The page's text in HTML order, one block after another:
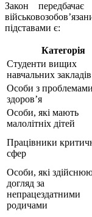
Закон
підставами є:
Категорія
Студенти вищих
навчальних закладів
Особи з проблемами
здоров’я
Особи, які мають
малолітніх дітей
Працівники
сфер
Особи, які
догляд за
непрацездатними
родичами